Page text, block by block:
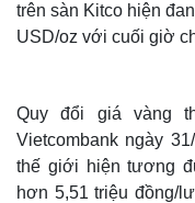
trên sàn Kitco hiện
USD/oz với cuối giờ
Quy đổi giá vàng
Vietcombank ngày
thế giới hiện tương
hơn 5,51 triệu đồng/